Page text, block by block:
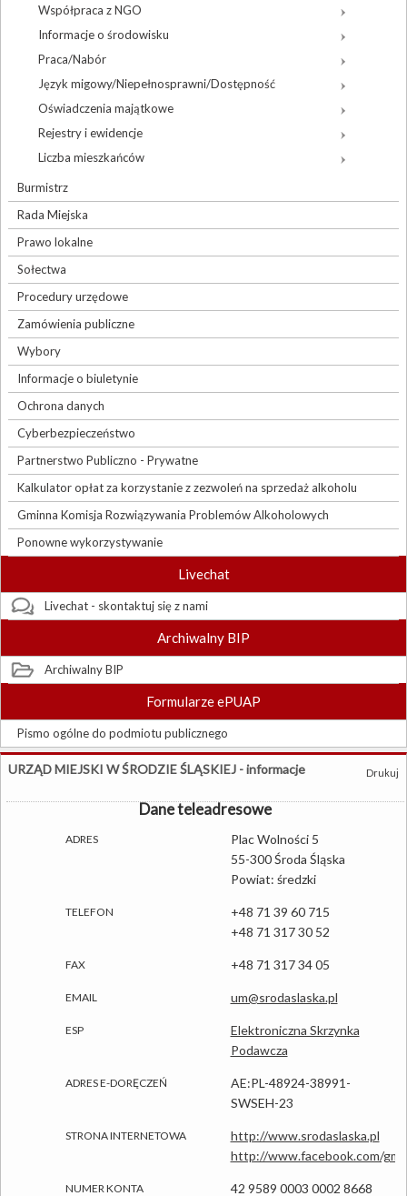
Współpraca z NGO
Informacje o środowisku
Praca/Nabór
Język migowy/Niepełnosprawni/Dostępność
Oświadczenia majątkowe
Rejestry i ewidencje
Liczba mieszkańców
Burmistrz
Rada Miejska
Prawo lokalne
Sołectwa
Procedury urzędowe
Zamówienia publiczne
Wybory
Informacje o biuletynie
Ochrona danych
Cyberbezpieczeństwo
Partnerstwo Publiczno - Prywatne
Kalkulator opłat za korzystanie z zezwoleń na sprzedaż alkoholu
Gminna Komisja Rozwiązywania Problemów Alkoholowych
Ponowne wykorzystywanie
Livechat
Livechat - skontaktuj się z nami
Archiwalny BIP
Archiwalny BIP
Formularze ePUAP
Pismo ogólne do podmiotu publicznego
Drukuj
URZĄD MIEJSKI W ŚRODZIE ŚLĄSKIEJ - informacje
Dane teleadresowe
ADRES
Plac Wolności 5
55-300 Środa Śląska
Powiat: średzki
TELEFON
+48 71 39 60 715
+48 71 317 30 52
FAX +48 71 317 34 05
EMAIL um@srodaslaska.pl
ESP
Elektroniczna Skrzynka
Podawcza
ADRES E-DORĘCZEŃ
AE:PL-48924-38991-
SWSEH-23
STRONA INTERNETOWA
http://www.srodaslaska.pl
http://www.facebook.com/
NUMER KONTA 42 9589 0003 0002 8668